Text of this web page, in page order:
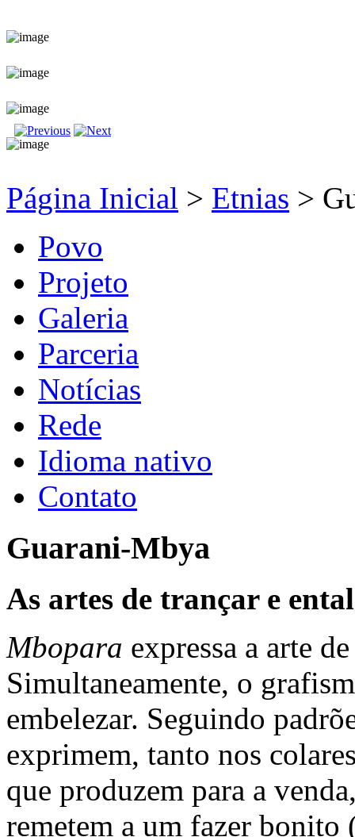
Página Inicial > Etnias >
Povo
Projeto
Galeria
Parceria
Notícias
Rede
Idioma nativo
Contato
Guarani-Mbya
As artes de trançar e
Mbopara expressa a arte
Simultaneamente, o
embelezar. Seguindo
exprimem, tanto nos
que produzem para a
remetem a um fazer bonito